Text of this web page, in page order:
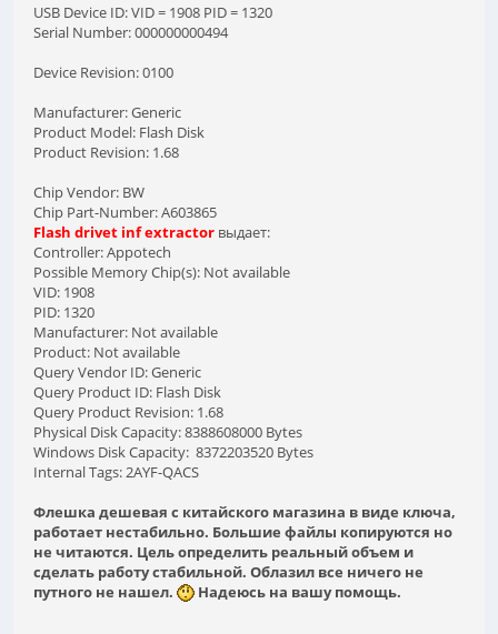
USB Device ID: VID = 1908 PID = 1320
Serial Number: 000000000494
Device Revision: 0100
Manufacturer: Generic
Product Model: Flash Disk
Product Revision: 1.68
Chip Vendor: BW
Chip Part-Number: A603865
Flash drivet inf extractor выдает:
Controller: Appotech
Possible Memory Chip(s): Not available
VID: 1908
PID: 1320
Manufacturer: Not available
Product: Not available
Query Vendor ID: Generic
Query Product ID: Flash Disk
Query Product Revision: 1.68
Physical Disk Capacity: 8388608000 Bytes
Windows Disk Capacity: 8372203520 Bytes
Internal Tags: 2AYF-QACS
Флешка дешевая с китайского магазина в виде ключа,
работает нестабильно. Большие файлы копируются но
не читаются. Цель определить реальный объем и
сделать работу стабильной. Облазил все ничего не
путного не нашел.
Надеюсь на вашу помощь.